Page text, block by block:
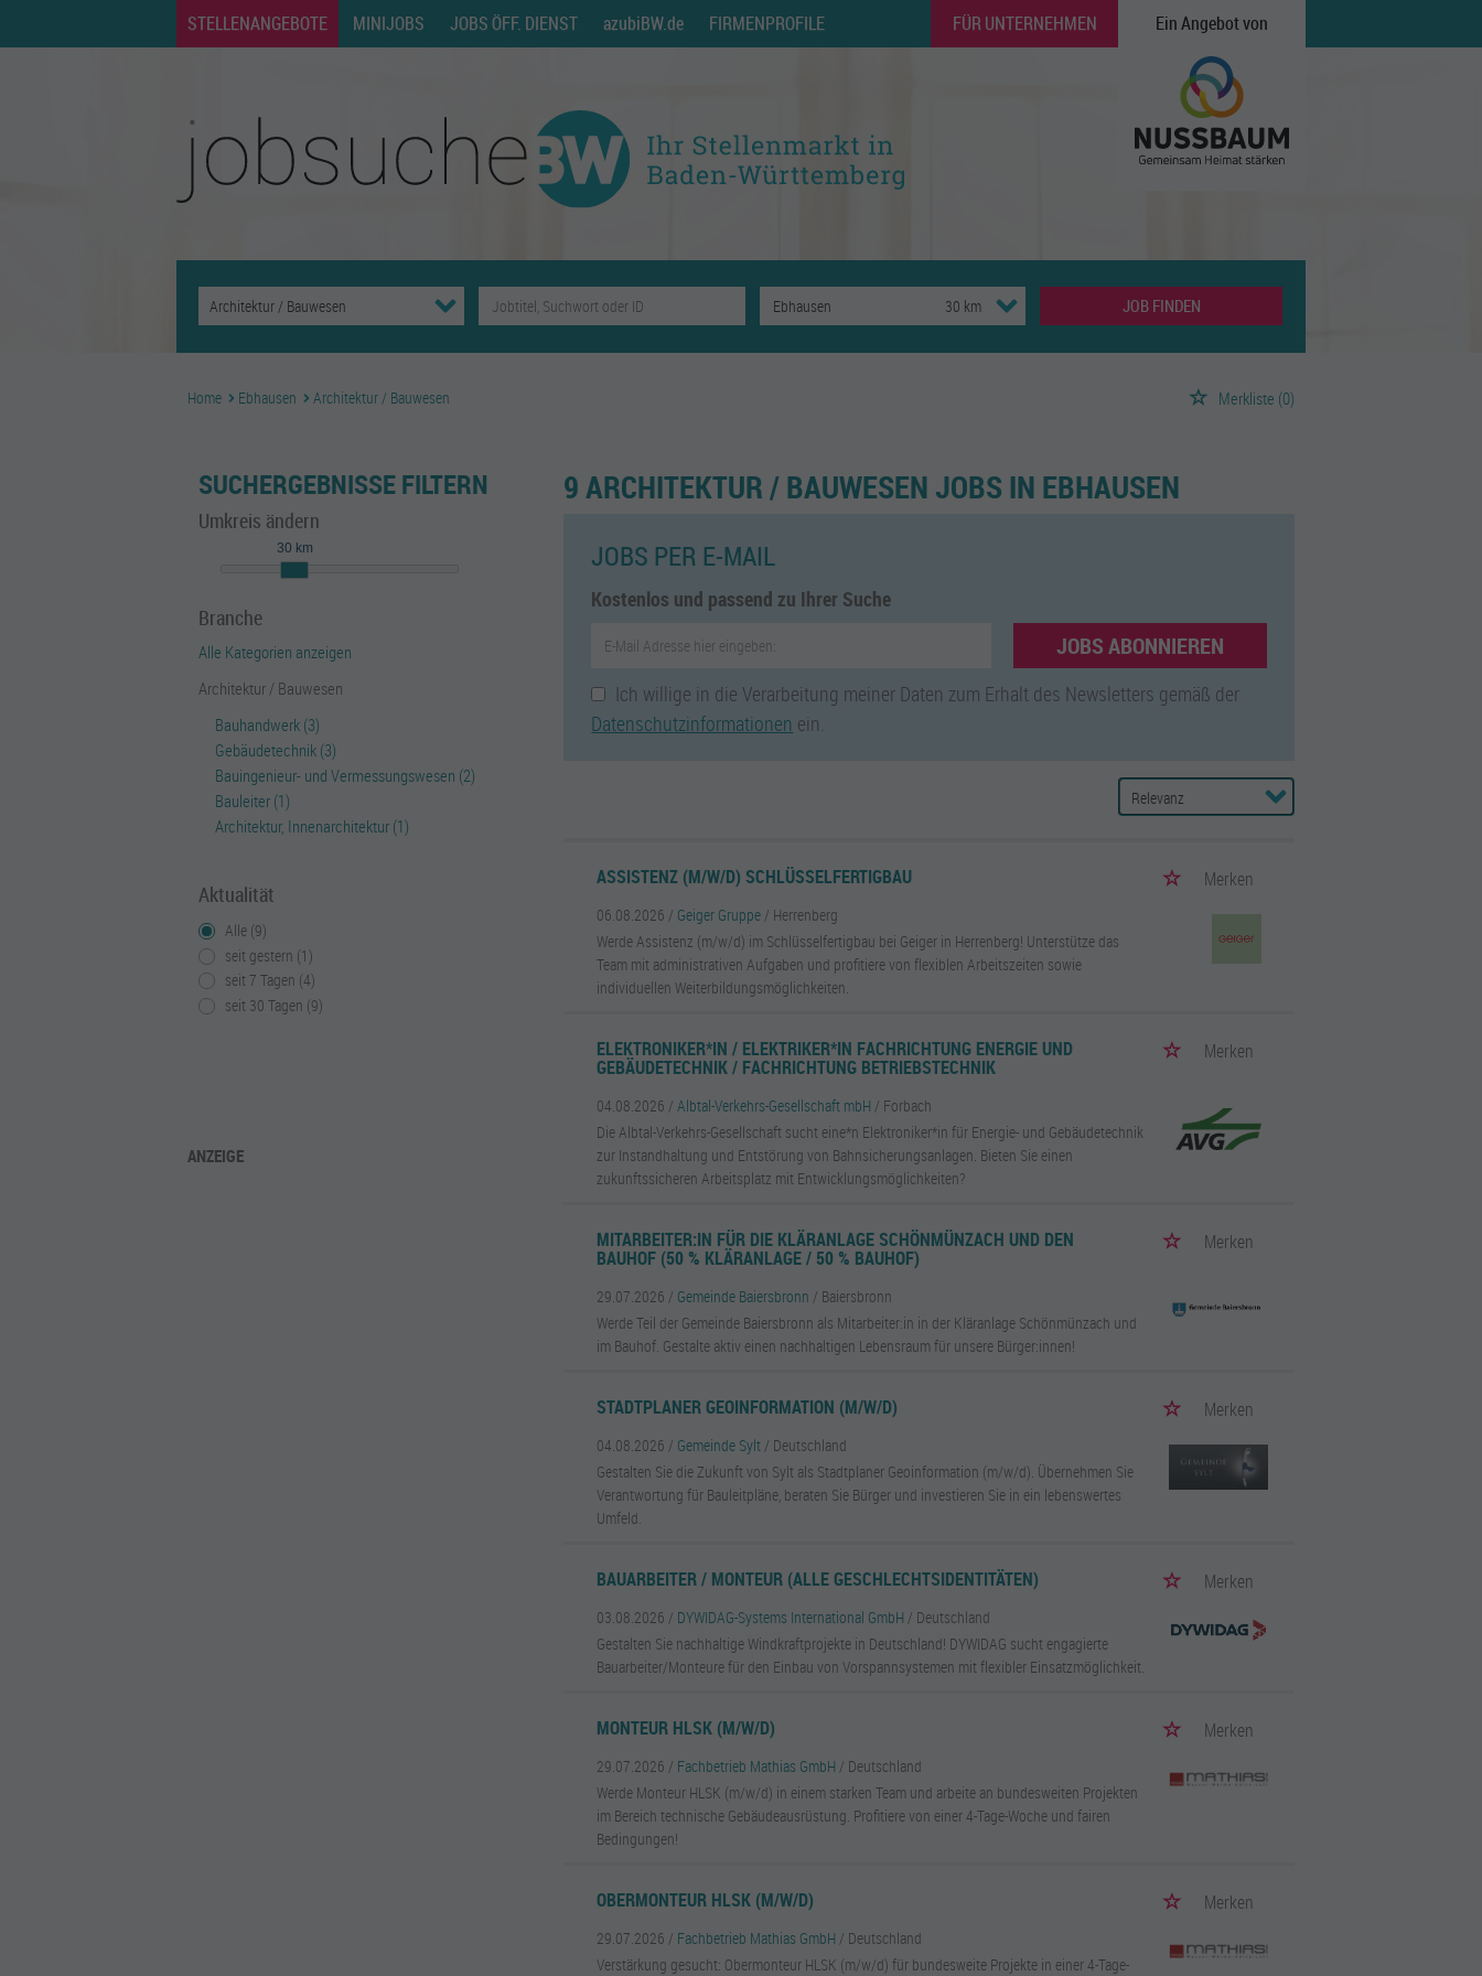
STELLENANGEBOTE MINIJOBS JOBS ÖFF. DIENST azubiBW.de FIRMENPROFILE FÜR UNTERNEHMEN Ein Angebot von
JOB FINDEN
Home Ebhausen Architektur / Bauwesen Merkliste (0)
SUCHERGEBNISSE FILTERN
Umkreis ändern
30 km
Branche
Alle Kategorien anzeigen
Architektur / Bauwesen
Bauhandwerk (3)
Gebäudetechnik (3)
Bauingenieur- und Vermessungswesen (2)
Bauleiter (1)
Architektur, Innenarchitektur (1)
Aktualität
Alle (9)
seit gestern (1)
seit 7 Tagen (4)
seit 30 Tagen (9)
ANZEIGE
9 ARCHITEKTUR / BAUWESEN JOBS IN EBHAUSEN
JOBS PER E-MAIL
Kostenlos und passend zu Ihrer Suche
JOBS ABONNIEREN
Ich willige in die Verarbeitung meiner Daten zum Erhalt des Newsletters gemäß der
Datenschutzinformationen ein.
ASSISTENZ (M/W/D) SCHLÜSSELFERTIGBAU Merken
06.08.2026 / Geiger Gruppe / Herrenberg
Werde Assistenz (m/w/d) im Schlüsselfertigbau bei Geiger in Herrenberg! Unterstütze das
Team mit administrativen Aufgaben und profitiere von flexiblen Arbeitszeiten sowie
individuellen Weiterbildungsmöglichkeiten.
ELEKTRONIKER*IN / ELEKTRIKER*IN FACHRICHTUNG ENERGIE UND
GEBÄUDETECHNIK / FACHRICHTUNG BETRIEBSTECHNIK
Merken
04.08.2026 /Albtal-Verkehrs-Gesellschaft mbH / Forbach
Die Albtal-Verkehrs-Gesellschaft sucht eine*n Elektroniker*in für Energie- und Gebäudetechnik
zur Instandhaltung und Entstörung von Bahnsicherungsanlagen. Bieten Sie einen
zukunftssicheren Arbeitsplatz mit Entwicklungsmöglichkeiten?
MITARBEITER:IN FÜR DIE KLÄRANLAGE SCHÖNMÜNZACH UND DEN
BAUHOF (50 % KLÄRANLAGE / 50 % BAUHOF)
Merken
29.07.2026 / Gemeinde Baiersbronn / Baiersbronn
Werde Teil der Gemeinde Baiersbronn als Mitarbeiter:in in der Kläranlage Schönmünzach und
im Bauhof. Gestalte aktiv einen nachhaltigen Lebensraum für unsere Bürger:innen!
STADTPLANER GEOINFORMATION (M/W/D) Merken
04.08.2026 / Gemeinde Sylt / Deutschland
Gestalten Sie die Zukunft von Sylt als Stadtplaner Geoinformation (m/w/d). Übernehmen Sie
Verantwortung für Bauleitpläne, beraten Sie Bürger und investieren Sie in ein lebenswertes
Umfeld.
BAUARBEITER / MONTEUR (ALLE GESCHLECHTSIDENTITÄTEN) Merken
03.08.2026 / DYWIDAG-Systems International GmbH / Deutschland
Gestalten Sie nachhaltige Windkraftprojekte in Deutschland! DYWIDAG sucht engagierte
Bauarbeiter/Monteure für den Einbau von Vorspannsystemen mit flexibler Einsatzmöglichkeit.
MONTEUR HLSK (M/W/D) Merken
29.07.2026 / Fachbetrieb Mathias GmbH / Deutschland
Werde Monteur HLSK (m/w/d) in einem starken Team und arbeite an bundesweiten Projekten
im Bereich technische Gebäudeausrüstung. Profitiere von einer 4-Tage-Woche und fairen
Bedingungen!
OBERMONTEUR HLSK (M/W/D) Merken
29.07.2026 / Fachbetrieb Mathias GmbH / Deutschland
Verstärkung gesucht: Obermonteur HLSK (m/w/d) für bundesweite Projekte in einer 4-Tage-